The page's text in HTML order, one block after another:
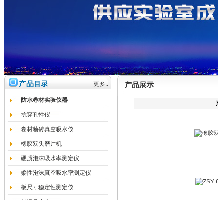
产品目录 更多...
防水卷材实验仪器
抗穿孔性仪
卷材釉砖真空吸水仪
橡胶双头磨片机
硬质泡沫吸水率测定仪
柔性泡沫真空吸水率测定仪
板尺寸稳定性测定仪
产品展示